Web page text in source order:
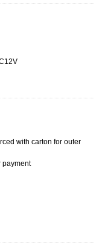
with carton for outer
payment